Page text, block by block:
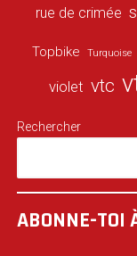
rue de crimée
Topbike Turquoise
violet vtc
Rechercher
ABONNE-TOI